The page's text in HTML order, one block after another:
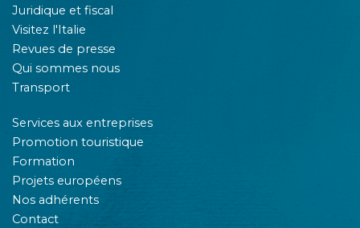
Juridique et fiscal
Visitez l'Italie
Revues de presse
Qui sommes nous
Transport
Services aux entreprises
Promotion touristique
Formation
Projets européens
Nos adhérents
Contact